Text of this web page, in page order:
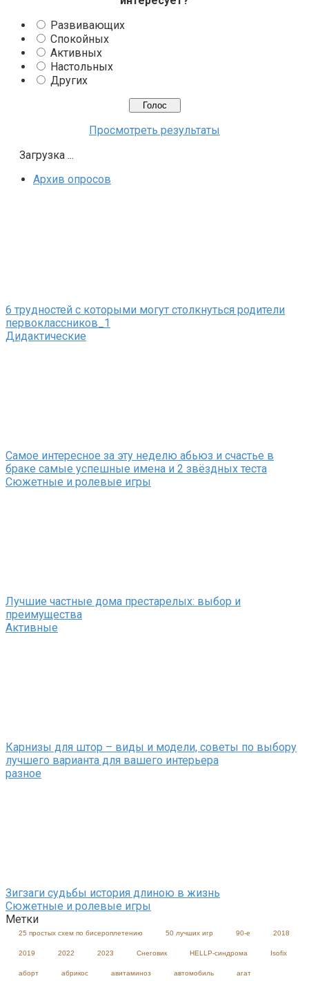
Развивающих
Спокойных
Активных
Настольных
Других
Просмотреть результаты
Загрузка ...
Архив опросов
6 трудностей с которыми могут столкнуться родители
первоклассников_1
Дидактические
Самое интересное за эту неделю абьюз и счастье в
браке самые успешные имена и 2 звёздных теста
Сюжетные и ролевые игры
Лучшие частные дома престарелых: выбор и
преимущества
Активные
Карнизы для штор – виды и модели, советы по выбору
лучшего варианта для вашего интерьера
разное
Зигзаги судьбы история длиною в жизнь
Сюжетные и ролевые игры
Метки
25 простых схем по бисероплетению 50 лучших игр 90-е 2018
2019 2022 2023 Cнеговик HELLP-синдрома Isofix
аборт абрикос авитаминоз автомобиль агат